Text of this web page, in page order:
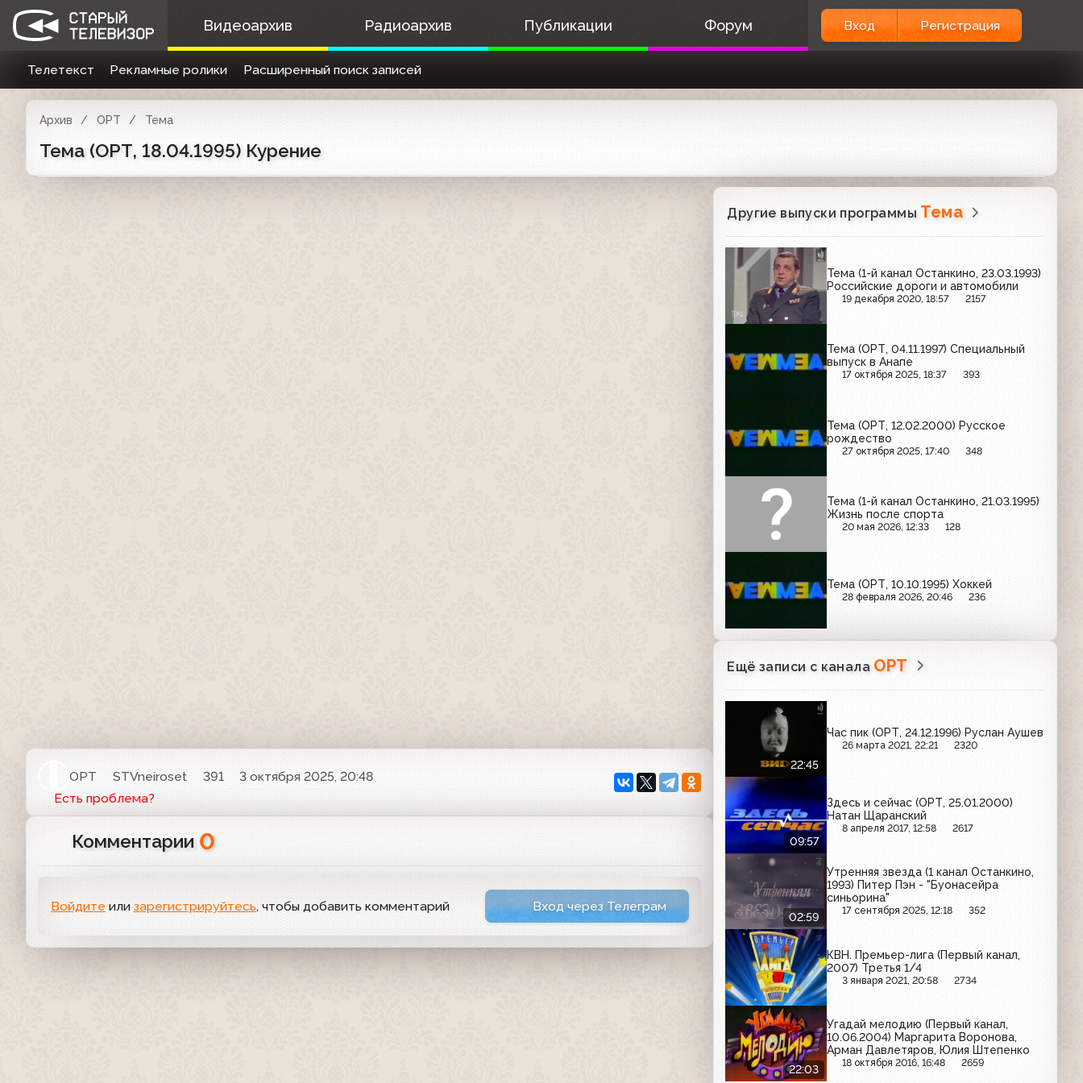
Видеоархив Радиоархив Публикации Форум Вход Регистрация
Телетекст Рекламные ролики Расширенный поиск записей
Архив ОРТ Тема
Тема (ОРТ, 18.04.1995) Курение
ОРТ STVneiroset 391
3 октября 2025, 20:48
Есть проблема?
Комментарии 0
Войдите или зарегистрируйтесь, чтобы добавить комментарий Вход через Телеграм
Другие выпуски программы Тема
Тема (1-й канал Останкино, 23.03.1993)
Российские дороги и автомобили
19 декабря 2020, 18:57 2157
Тема (ОРТ, 04.11.1997) Специальный
выпуск в Анапе
17 октября 2025, 18:37 393
Тема (ОРТ, 12.02.2000) Русское
рождество
27 октября 2025, 17:40 348
Тема (1-й канал Останкино, 21.03.1995)
Жизнь после спорта
20 мая 2026, 12:33 128
Тема (ОРТ, 10.10.1995) Хоккей
28 февраля 2026, 20:46 236
Ещё записи с канала ОРТ
22:45
Час пик (ОРТ, 24.12.1996) Руслан Аушев
26 марта 2021, 22:21 2320
09:57
Здесь и сейчас (ОРТ, 25.01.2000)
Натан Щаранский
8 апреля 2017, 12:58 2617
02:59
Утренняя звезда (1 канал Останкино,
1993) Питер Пэн - "Буонасейра
синьорина"
17 сентября 2025, 12:18 352
КВН. Премьер-лига (Первый канал,
2007) Третья 1/4
3 января 2021, 20:58 2734
22:03
Угадай мелодию (Первый канал,
10.06.2004) Маргарита Воронова,
Арман Давлетяров, Юлия Штепенко
18 октября 2016, 16:48 2659